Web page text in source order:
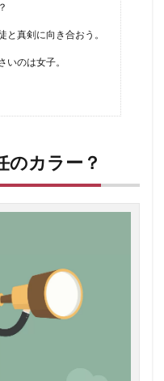
真剣に向き合おう。
いのは女子。
のカラー？